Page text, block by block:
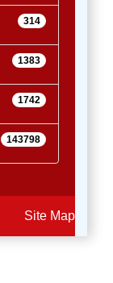
314
1383
1742
143798
Site Map